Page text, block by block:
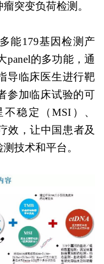
突变负荷检测。
能179基因检测产
panel的多功能，通
导临床医生进行靶
参加临床试验的可
稳定（MSI）、
效，让中国患者及
技术和平台。